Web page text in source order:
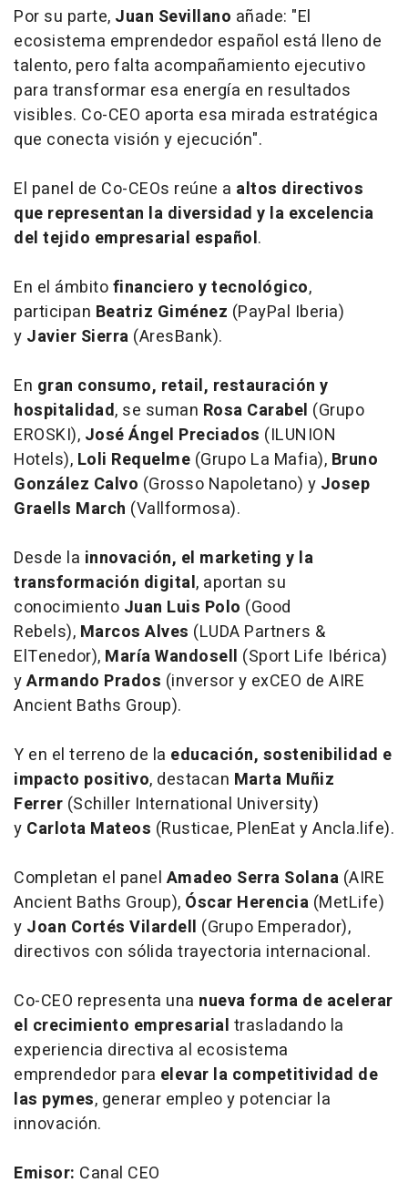
Por su parte, Juan Sevillano añade: "El
ecosistema emprendedor español está lleno de
talento, pero falta acompañamiento ejecutivo
para transformar esa energía en resultados
visibles. Co-CEO aporta esa mirada estratégica
que conecta visión y ejecución".
El panel de Co-CEOs reúne a altos directivos
que representan la diversidad y la excelencia
del tejido empresarial español.
En el ámbitofinanciero y tecnológico,
participan Beatriz Giménez (PayPal Iberia)
y Javier Sierra (AresBank).
En gran consumo, retail, restauración y
hospitalidad, se suman Rosa Carabel (Grupo
EROSKI), José Ángel Preciados (ILUNION
Hotels), Loli Requelme (Grupo La Mafia), Bruno
González Calvo (Grosso Napoletano) y Josep
Graells March (Vallformosa).
Desde la innovación, el marketing y la
transformación digital, aportan su
conocimiento Juan Luis Polo (Good
Rebels), Marcos Alves (LUDA Partners &
ElTenedor), María Wandosell (Sport Life Ibérica)
yArmando Prados (inversor y exCEO de AIRE
Ancient Baths Group).
Y en el terreno de la educación, sostenibilidad e
impacto positivo, destacan Marta Muñiz
Ferrer (Schiller International University)
y Carlota Mateos (Rusticae, PlenEat y Ancla.life).
Completan el panel Amadeo Serra Solana (AIRE
Ancient Baths Group), Óscar Herencia (MetLife)
y Joan Cortés Vilardell (Grupo Emperador),
directivos con sólida trayectoria internacional.
Co-CEO representa una nueva forma de acelerar
el crecimiento empresarial trasladando la
experiencia directiva al ecosistema
emprendedor para elevar la competitividad de
las pymes, generar empleo y potenciar la
innovación.
Emisor: Canal CEO